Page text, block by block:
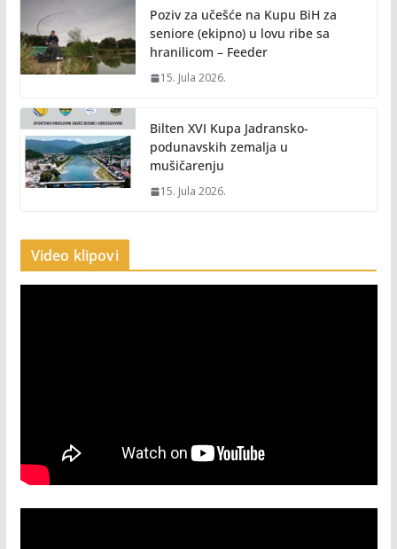
Poziv za učešće na Kupu BiH za
seniore (ekipno) u lovu ribe sa
hranilicom – Feeder
15. Jula 2026.
Bilten XVI Kupa Jadransko-
podunavskih zemalja u
mušičarenju
15. Jula 2026.
Video klipovi